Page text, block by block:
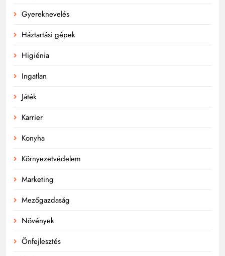
Gyereknevelés
Háztartási gépek
Higiénia
Ingatlan
Játék
Karrier
Konyha
Környezetvédelem
Marketing
Mezőgazdaság
Növények
Önfejlesztés